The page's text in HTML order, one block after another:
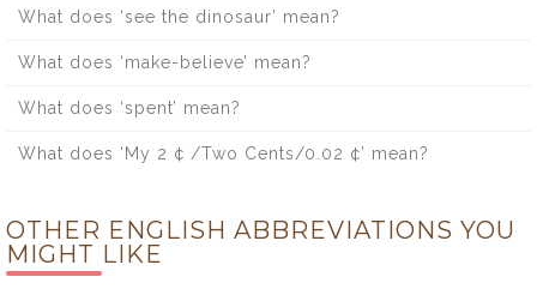
What does ‘see the dinosaur’ mean?
What does ‘make-believe’ mean?
What does ‘spent’ mean?
What does ‘My 2 ¢ /Two Cents/0.02 ¢’ mean?
OTHER ENGLISH ABBREVIATIONS YOU
MIGHT LIKE